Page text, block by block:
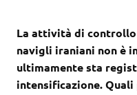
La attività di controllo
navigli iraniani non è
ultimamente sta
intensificazione. Quali